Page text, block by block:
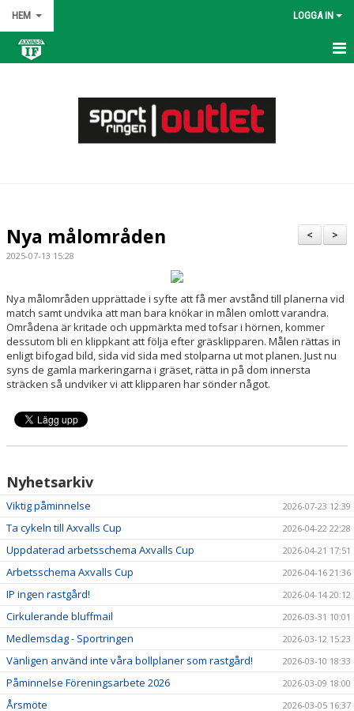
HEM LOGGA IN
BILDGALLERI
VÅRA LAG/TRÄNARE
MATCHER
SPONSORER
HEDERSUTNÄMNINGAR
>
<
Nya målområden
2025-07-13 15:28
Nya målområden upprättade i syfte att få mer avstånd till planerna vid
match samt undvika att man bara knökar in målen omlott varandra.
Områdena är kritade och uppmärkta med tofsar i hörnen, kommer
dessutom bli en klippkant att följa efter gräsklipparen. Målen rättas in
enligt bifogad bild, sida vid sida med stolparna ut mot planen. Just nu
syns de gamla markeringarna i gräset, rätta in på dom innersta
sträcken så undviker vi att klipparen har sönder något.
Nyhetsarkiv
Viktig påminnelse 2026-07-23 12:39
Ta cykeln till Axvalls Cup 2026-04-22 22:28
Uppdaterad arbetsschema Axvalls Cup 2026-04-21 17:51
Arbetsschema Axvalls Cup 2026-04-16 21:36
IP ingen rastgård! 2026-04-14 20:12
Cirkulerande bluffmail 2026-03-31 10:01
Medlemsdag - Sportringen 2026-03-12 15:23
Vänligen använd inte våra bollplaner som rastgård! 2026-03-10 18:33
Påminnelse Föreningsarbete 2026 2026-03-09 18:00
Årsmöte 2026-03-05 16:37